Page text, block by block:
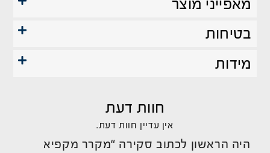
מאפייני מוצר
בטיחות
מידות
חוות דעת
אין עדיין חוות דעת.
היה הראשון לכתוב סקירה “מקרר מקפיא